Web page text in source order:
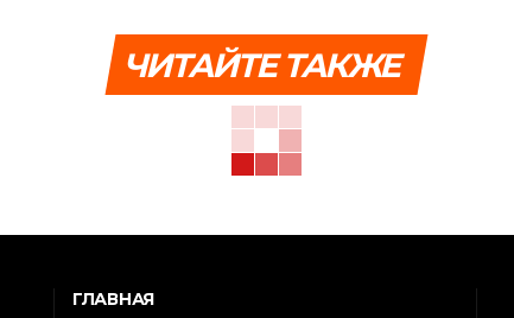
ЧИТАЙТЕ ТАКЖЕ
ГЛАВНАЯ